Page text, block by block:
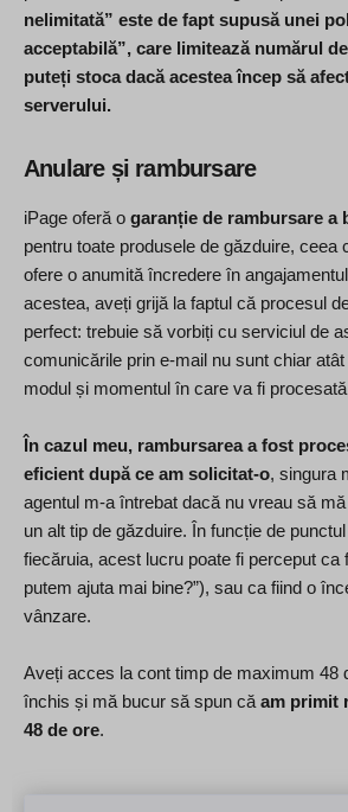
nelimitată” este de fapt supusă unei
acceptabilă”, care limitează numărul
puteți stoca dacă acestea încep să
serverului.
Anulare și rambursare
iPage oferă o garanție de rambursare a
pentru toate produsele de găzduire, ceea
ofere o anumită încredere în
acestea, aveți grijă la faptul că procesul
perfect: trebuie să vorbiți cu serviciul de
comunicările prin e-mail nu sunt chiar
modul și momentul în care va fi
În cazul meu, rambursarea a fost
eficient după ce am solicitat-o, singura
agentul m-a întrebat dacă nu vreau să
un alt tip de găzduire. În funcție de
fiecăruia, acest lucru poate fi perceput ca
putem ajuta mai bine?”), sau ca fiind o
vânzare.
Aveți acces la cont timp de maximum 48
închis și mă bucur să spun că am primit
48 de ore.